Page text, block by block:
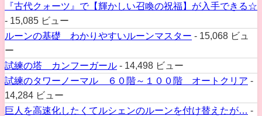
『古代クォーツ』で【輝かしい召喚の祝福】が入手できる☆
- 15,085 ビュー
ルーンの基礎 わかりやすいルーンマスター - 15,068 ビュ
ー
試練の塔 カンフーガール - 14,498 ビュー
試練のタワーノーマル ６０階～１００階 オートクリア -
14,284 ビュー
巨人を高速化したくてルシェンのルーンを付け替えたが… -